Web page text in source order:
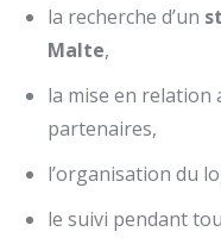
la recherche d’un
Malte,
la mise en relation
partenaires,
l’organisation du
le suivi pendant